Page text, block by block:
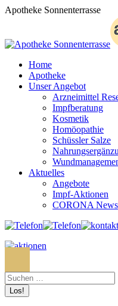
Zum
Apotheke Sonnenterrasse
Home
Apotheke
Unser Angebot
Arzneimittel
Impfberatung
Kosmetik
Homöopathie
Schüssler Salze
Aktuelles
Angebote
Impf-Aktionen
CORONA News